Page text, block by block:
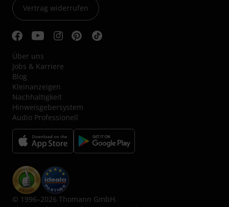
Vertrag widerrufen
Über uns
Jobs & Karriere
Blog
Kleinanzeigen
Nachhaltigkeit
Hinweisgebersystem
Audio Professionell
© 1996–2026 Thomann GmbH.